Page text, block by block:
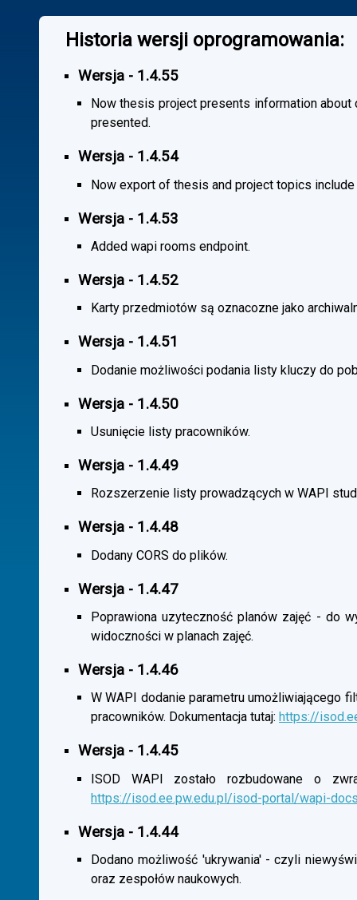
Historia wersji oprogramowania:
Wersja - 1.4.55
Now thesis project presents information
presented.
Wersja - 1.4.54
Now export of thesis and project topics
Wersja - 1.4.53
Added wapi rooms endpoint.
Wersja - 1.4.52
Karty przedmiotów są oznacozne jako
Wersja - 1.4.51
Dodanie możliwości podania listy kluczy do
Wersja - 1.4.50
Usunięcie listy pracowników.
Wersja - 1.4.49
Rozszerzenie listy prowadzących w WAPI
Wersja - 1.4.48
Dodany CORS do plików.
Wersja - 1.4.47
Poprawiona uzyteczność planów zajęć - do
widoczności w planach zajęć.
Wersja - 1.4.46
W WAPI dodanie parametru umożliwiającego
pracowników. Dokumentacja tutaj: https://
Wersja - 1.4.45
ISOD WAPI zostało rozbudowane o
https://isod.ee.pw.edu.pl/isod-portal/wapi-
Wersja - 1.4.44
Dodano możliwość 'ukrywania' - czyli
oraz zespołów naukowych.